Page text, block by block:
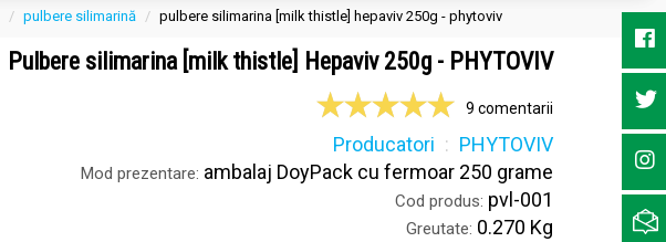
pulbere silimarină pulbere silimarina [milk thistle] hepaviv 250g - phytoviv
Pulbere silimarina [milk thistle] Hepaviv 250g - PHYTOVIV
9 comentarii
Producatori PHYTOVIV
Mod prezentare: ambalaj DoyPack cu fermoar 250 grame
Cod produs: pvl-001
Greutate: 0.270 Kg